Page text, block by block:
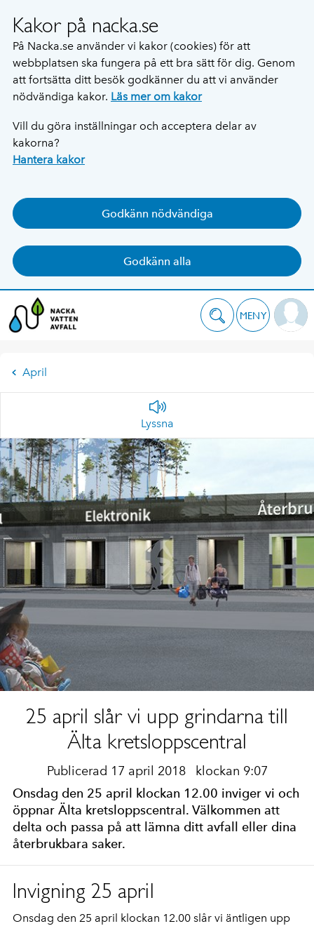
Kakor på nacka.se
På Nacka.se använder vi kakor (cookies) för att
webbplatsen ska fungera på ett bra sätt för dig. Genom
att fortsätta ditt besök godkänner du att vi använder
nödvändiga kakor. Läs mer om kakor
Vill du göra inställningar och acceptera delar av
kakorna?
Hantera kakor
Godkänn nödvändiga
Godkänn alla
MENY
April
Lyssna
25 april slår vi upp grindarna till
Älta kretsloppscentral
Publicerad 17 april 2018 klockan 9:07
Onsdag den 25 april klockan 12.00 inviger vi och
öppnar Älta kretsloppscentral. Välkommen att
delta och passa på att lämna ditt avfall eller dina
återbrukbara saker.
Invigning 25 april
Onsdag den 25 april klockan 12.00 slår vi äntligen upp